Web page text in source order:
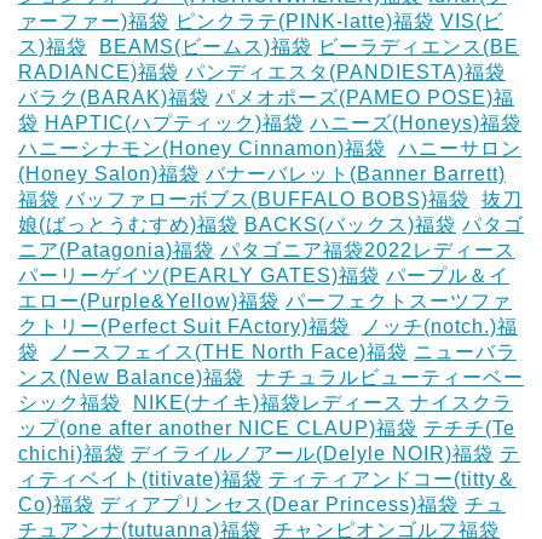
ァーファー)福袋 ピンクラテ(PINK-latte)福袋 VIS(ビ
ス)福袋
BEAMS(ビームス)福袋 ビーラディエンス(BE
RADIANCE)福袋 パンディエスタ(PANDIESTA)福袋
バラク(BARAK)福袋 パメオポーズ(PAMEO POSE)福
袋 HAPTIC(ハプティック)福袋 ハニーズ(Honeys)福袋
ハニーシナモン(Honey Cinnamon)福袋
ハニーサロン
(Honey Salon)福袋 バナーバレット(Banner Barrett)
福袋 バッファローボブス(BUFFALO BOBS)福袋
抜刀
娘(ばっとうむすめ)福袋 BACKS(バックス)福袋 パタゴ
ニア(Patagonia)福袋 パタゴニア福袋2022レディース
パーリーゲイツ(PEARLY GATES)福袋 パープル＆イ
エロー(Purple&Yellow)福袋 パーフェクトスーツファ
クトリー(Perfect Suit FActory)福袋
ノッチ(notch.)福
袋
ノースフェイス(THE North Face)福袋 ニューバラ
ンス(New Balance)福袋
ナチュラルビューティーベー
シック福袋
NIKE(ナイキ)福袋レディース ナイスクラ
ップ(one after another NICE CLAUP)福袋 テチチ(Te
chichi)福袋 デイライルノアール(Delyle NOIR)福袋 テ
ィティベイト(titivate)福袋 ティティアンドコー(titty＆
Co)福袋 ディアプリンセス(Dear Princess)福袋 チュ
チュアンナ(tutuanna)福袋
チャンピオンゴルフ福袋